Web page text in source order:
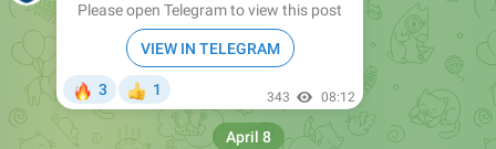
Please open Telegram to view this post
VIEW IN TELEGRAM
3 1 343 08:12
April 8